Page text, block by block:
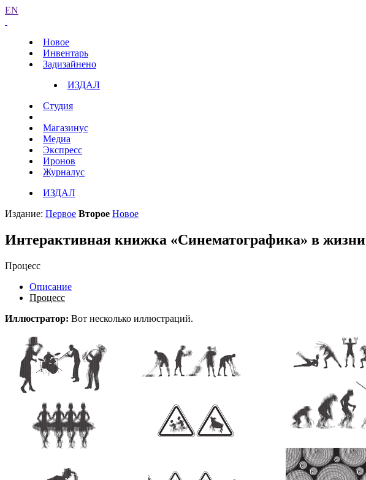
EN
Новое
Инвентарь
Задизайнено
ИЗДАЛ
Студия
Магазинус
Медиа
Экспресс
Иронов
Журналус
ИЗДАЛ
Издание: Первое Второе Новое
Интерактивная книжка «Синематографика» в жизни
Процесс
Описание
Процесс
Иллюстратор: Вот несколько иллюстраций.